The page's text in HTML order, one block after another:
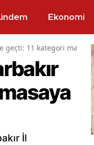
Ekonomi
geçti: 11 kategori masaya
İl